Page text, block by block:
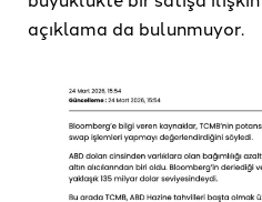
açıklama da bulunmuyor.